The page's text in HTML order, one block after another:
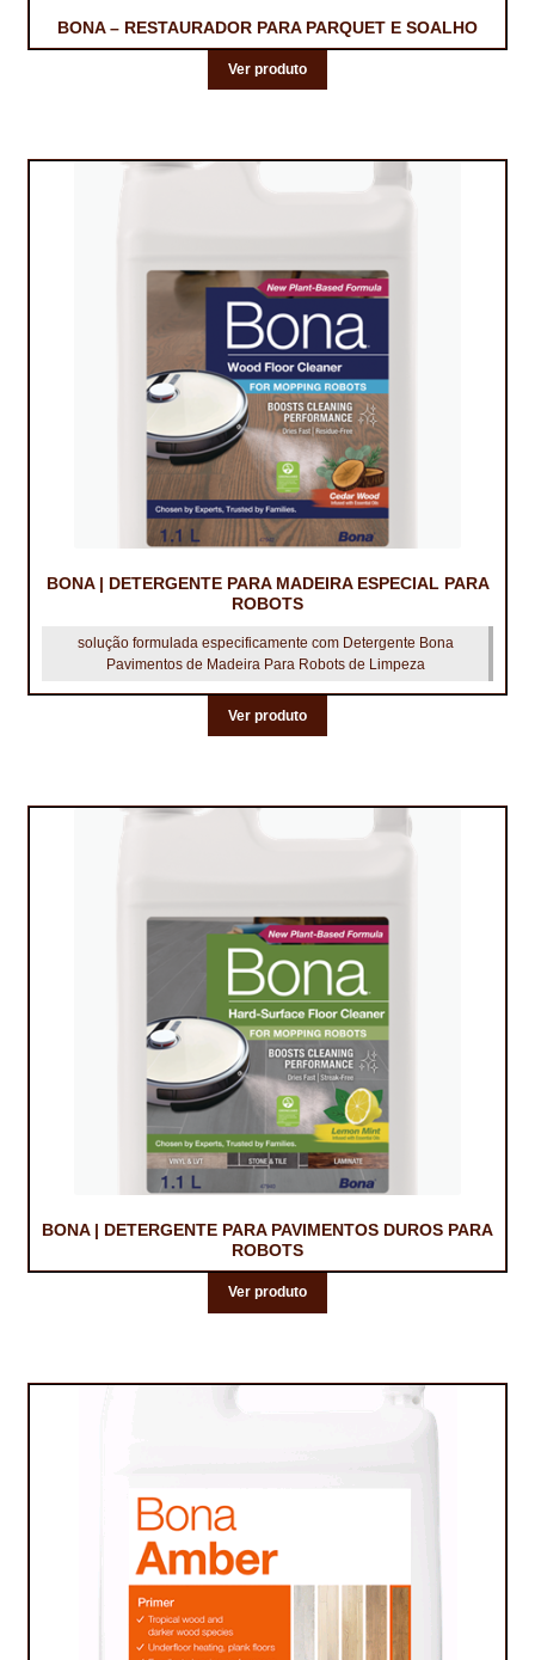
BONA – RESTAURADOR PARA PARQUET E SOALHO
Ver produto
BONA | DETERGENTE PARA MADEIRA ESPECIAL PARA
ROBOTS
solução formulada especificamente com Detergente Bona
Pavimentos de Madeira Para Robots de Limpeza
Ver produto
BONA | DETERGENTE PARA PAVIMENTOS DUROS PARA
ROBOTS
Ver produto